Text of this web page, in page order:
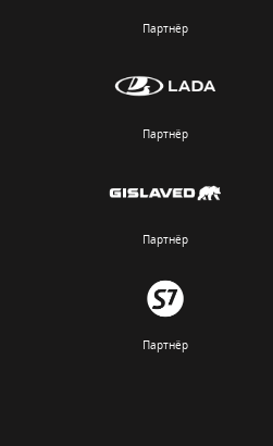
Партнёр
Партнёр
Партнёр
Партнёр